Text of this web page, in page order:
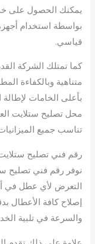
يمكنك الحصول على
بواسطة استخدام
قياسي.
كما تمتلك الشركة
متناهية وبالكفاءة
بأعلى الخامات
محل تصليح ستلايت
تناسب جميع
رقم فني تصليح ستلايت
نوفر رقم فني تصليح
التعرض لأي عطل في
إصلاح كافة الأعطال
والسرعة في تلبية